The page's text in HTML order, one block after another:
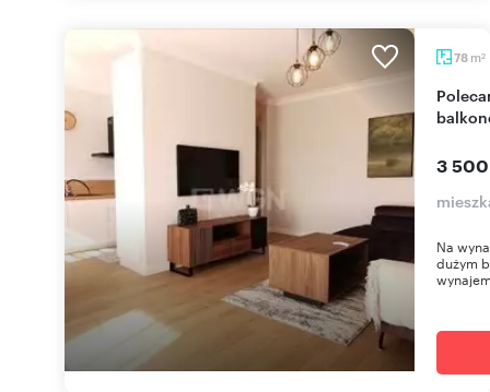
78 m2
Polecam luksusowy 78 m² apartament z
3
Na
dużym